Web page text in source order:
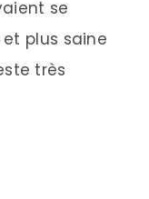
se
plus saine
très